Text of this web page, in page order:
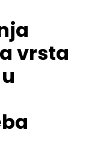
vrsta